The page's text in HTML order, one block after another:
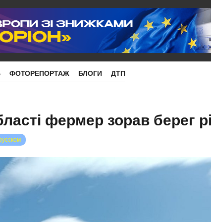
ФОТОРЕПОРТАЖ БЛОГИ ДТП
фермер зорав берег